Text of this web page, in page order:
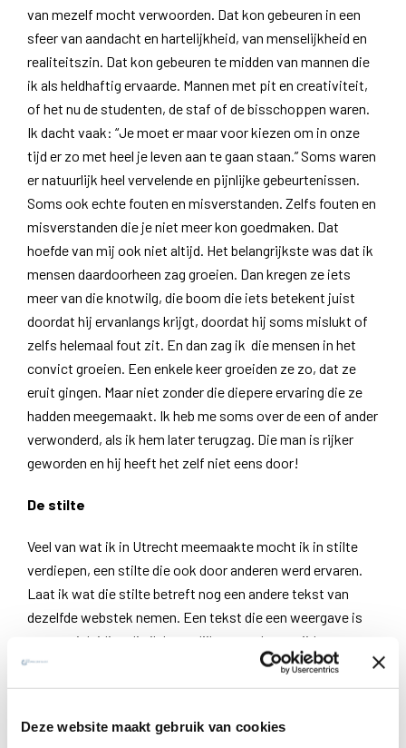
Deze website maakt gebruik van cookies
van mezelf mocht verwoorden. Dat kon gebeuren in een
sfeer van aandacht en hartelijkheid, van menselijkheid en
realiteitszin. Dat kon gebeuren te midden van mannen die
ik als heldhaftig ervaarde. Mannen met pit en creativiteit,
of het nu de studenten, de staf of de bisschoppen waren.
Ik dacht vaak: “Je moet er maar voor kiezen om in onze
tijd er zo met heel je leven aan te gaan staan.” Soms waren
er natuurlijk heel vervelende en pijnlijke gebeurtenissen.
Soms ook echte fouten en misverstanden. Zelfs fouten en
misverstanden die je niet meer kon goedmaken. Dat
hoefde van mij ook niet altijd. Het belangrijkste was dat ik
mensen daardoorheen zag groeien. Dan kregen ze iets
meer van die knotwilg, die boom die iets betekent juist
doordat hij ervanlangs krijgt, doordat hij soms mislukt of
zelfs helemaal fout zit. En dan zag ik die mensen in het
convict groeien. Een enkele keer groeiden ze zo, dat ze
eruit gingen. Maar niet zonder die diepere ervaring die ze
hadden meegemaakt. Ik heb me soms over de een of ander
verwonderd, als ik hem later terugzag. Die man is rijker
geworden en hij heeft het zelf niet eens door!
De stilte
Veel van wat ik in Utrecht meemaakte mocht ik in stilte
verdiepen, een stilte die ook door anderen werd ervaren.
Laat ik wat die stilte betreft nog een andere tekst van
dezelfde webstek nemen. Een tekst die een weergave is
van een inleiding die ik kennelijk na een korte tijd van
ziekte – het moet een stevige griep in 2005 geweest zijn –
gegeven heb. Het was een bezinning over Sint-Jan van het